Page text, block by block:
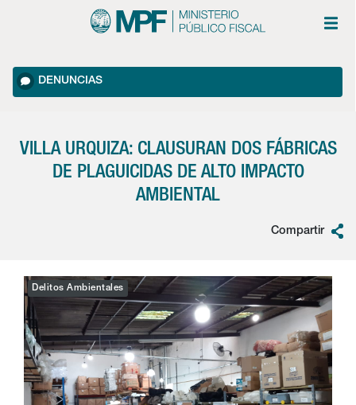
DENUNCIAS
VILLA URQUIZA: CLAUSURAN DOS FÁBRICAS
DE PLAGUICIDAS DE ALTO IMPACTO
AMBIENTAL
Compartir
Delitos Ambientales